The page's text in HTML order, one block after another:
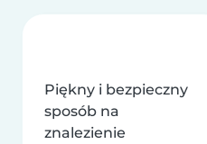
Piękny i bezpieczny
sposób na
znalezienie